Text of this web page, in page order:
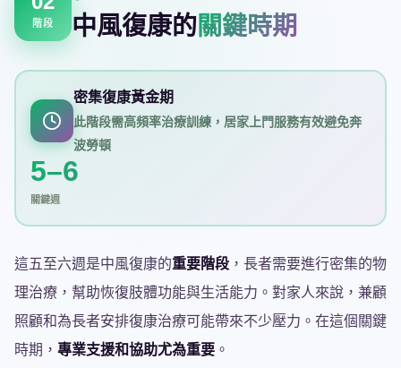
階段 中風復康的關鍵時期
密集復康黃金期
此階段需高頻率治療訓練，居家上門服務有效避免奔
波勞頓
5–6
關鍵週
這五至六週是中風復康的重要階段 ，長者需要進行密集的物
理治療，幫助恢復肢體功能與生活能力。對家人來說，兼顧
照顧和為長者安排復康治療可能帶來不少壓力。在這個關鍵
時期， 專業支援和協助尤為重要 。